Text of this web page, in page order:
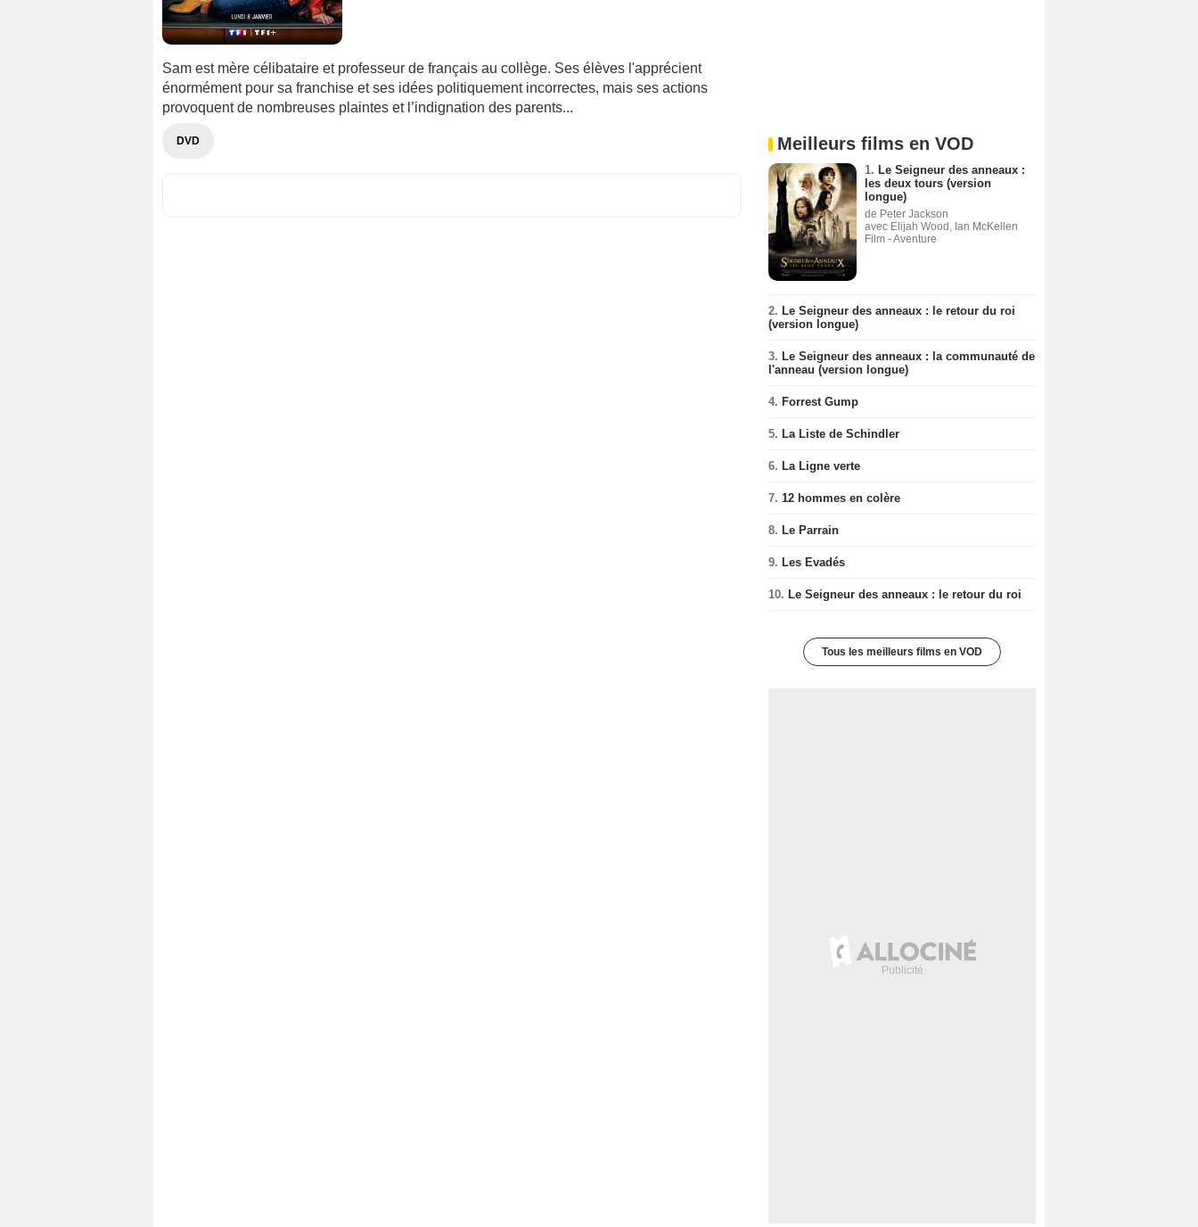
Sam est mère célibataire et professeur de français au collège. Ses élèves l'apprécient
énormément pour sa franchise et ses idées politiquement incorrectes, mais ses actions
provoquent de nombreuses plaintes et l’indignation des parents...
DVD Meilleurs films en VOD
1. Le Seigneur des anneaux :
les deux tours (version
longue)
de Peter Jackson
avec Elijah Wood, Ian McKellen
Film - Aventure
2. Le Seigneur des anneaux : le retour du roi
(version longue)
3. Le Seigneur des anneaux : la communauté de
l'anneau (version longue)
4. Forrest Gump
5. La Liste de Schindler
6. La Ligne verte
7. 12 hommes en colère
8. Le Parrain
9. Les Evadés
10. Le Seigneur des anneaux : le retour du roi
Tous les meilleurs films en VOD